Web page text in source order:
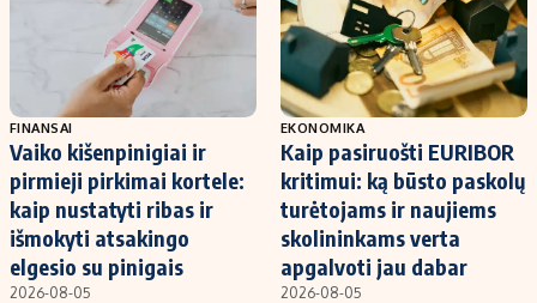
FINANSAI
Vaiko kišenpinigiai ir
pirmieji pirkimai kortele:
kaip nustatyti ribas ir
išmokyti atsakingo
elgesio su pinigais
2026-08-05
EKONOMIKA
Kaip pasiruošti EURIBOR
kritimui: ką būsto paskolų
turėtojams ir naujiems
skolininkams verta
apgalvoti jau dabar
2026-08-05